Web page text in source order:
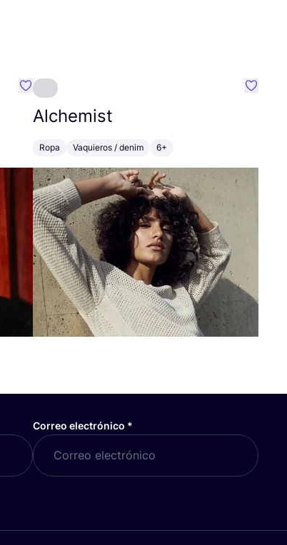
Favoritos {nombre}
Alchemist
Ropa Vaquieros / denim 6+
Correo electrónico *